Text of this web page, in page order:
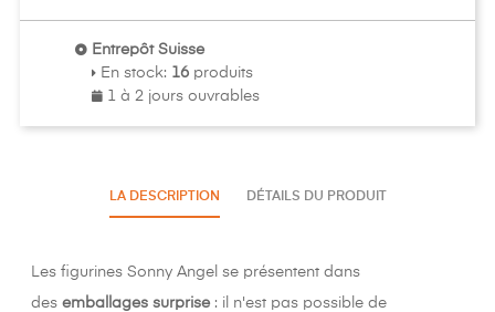
Entrepôt Suisse
En stock: 16 produits
1 à 2 jours ouvrables
LA DESCRIPTION DÉTAILS DU PRODUIT
Les figurines Sonny Angel se présentent dans
des emballages surprise: il n'est pas possible de